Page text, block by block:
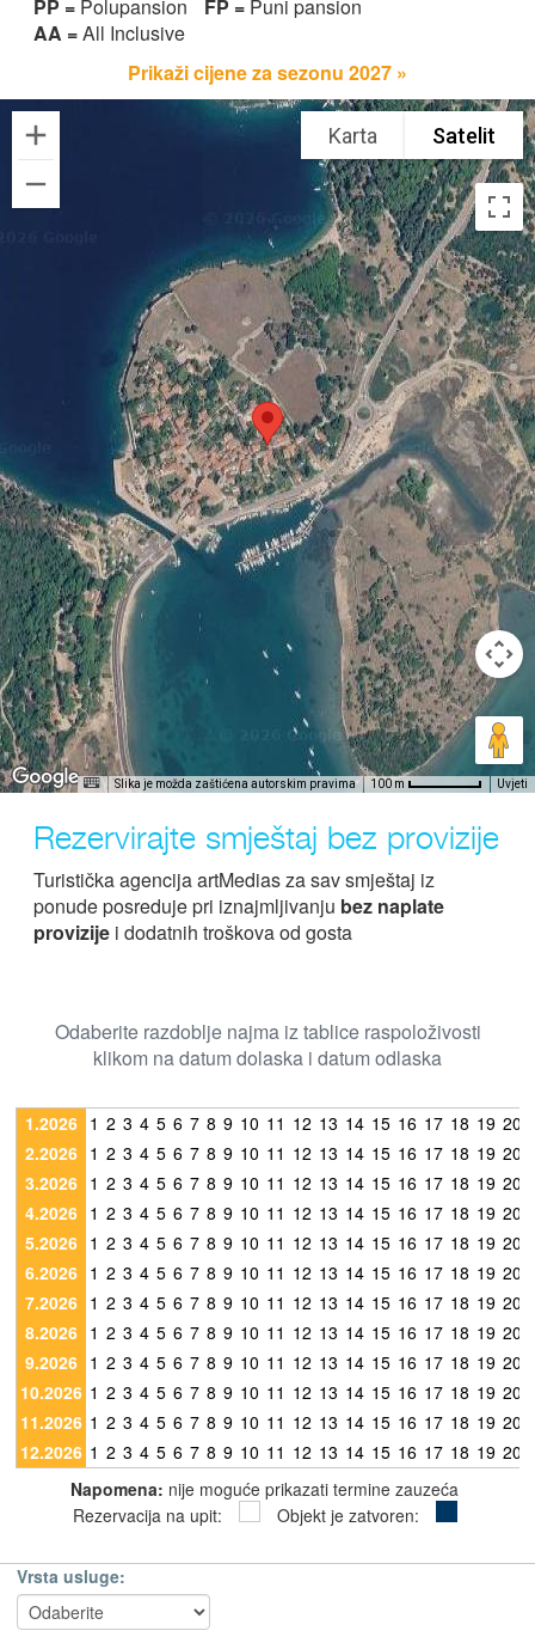
PP = Polupansion FP = Puni pansion
AA =All Inclusive
Prikaži cijene za sezonu 2027 »
Karta Satelit
Slika je možda zaštićena autorskim pravima 100 m Uvjeti
Rezervirajte smještaj bez provizije
Turistička agencija artMedias za sav smještaj iz
ponude posreduje pri iznajmljivanju bez naplate
provizije i dodatnih troškova od gosta
Odaberite razdoblje najma iz tablice raspoloživosti
klikom na datum dolaska i datum odlaska
1.2026 1 2 3 4 5 6 7 8 9 10 11 12 13 14 15 16 17 18 19 20
2.2026 1 2 3 4 5 6 7 8 9 10 11 12 13 14 15 16 17 18 19 20
3.2026 1 2 3 4 5 6 7 8 9 10 11 12 13 14 15 16 17 18 19 20
4.2026 1 2 3 4 5 6 7 8 9 10 11 12 13 14 15 16 17 18 19 20
5.2026 1 2 3 4 5 6 7 8 9 10 11 12 13 14 15 16 17 18 19 20
6.2026 1 2 3 4 5 6 7 8 9 10 11 12 13 14 15 16 17 18 19 20
7.2026 1 2 3 4 5 6 7 8 9 10 11 12 13 14 15 16 17 18 19 20
8.2026 1 2 3 4 5 6 7 8 9 10 11 12 13 14 15 16 17 18 19 20
9.2026 1 2 3 4 5 6 7 8 9 10 11 12 13 14 15 16 17 18 19 20
10.2026 1 2 3 4 5 6 7 8 9 10 11 12 13 14 15 16 17 18 19 20
11.2026 1 2 3 4 5 6 7 8 9 10 11 12 13 14 15 16 17 18 19 20
12.2026 1 2 3 4 5 6 7 8 9 10 11 12 13 14 15 16 17 18 19 20
Napomena: nije moguće prikazati termine zauzeća
Rezervacija na upit:
Objekt je zatvoren:
Vrsta usluge: